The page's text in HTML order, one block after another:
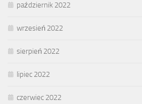
październik 2022
wrzesień 2022
sierpień 2022
lipiec 2022
czerwiec 2022